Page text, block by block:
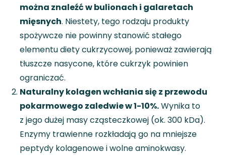
można znaleźć w bulionach i galaretach
mięsnych. Niestety, tego rodzaju produkty
spożywcze nie powinny stanowić stałego
elementu diety cukrzycowej, ponieważ zawierają
tłuszcze nasycone, które cukrzyk powinien
ograniczać.
Naturalny kolagen wchłania się z przewodu
pokarmowego zaledwie w 1-10%.Wynika to
z jego dużej masy cząsteczkowej (ok. 300 kDa).
Enzymy trawienne rozkładają go na mniejsze
peptydy kolagenowe i wolne aminokwasy.